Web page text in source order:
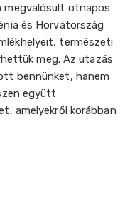
megvalósult ötnapos
és Horvátország
természeti
meg. Az utazás
bennünket, hanem
együtt
amelyekről korábban